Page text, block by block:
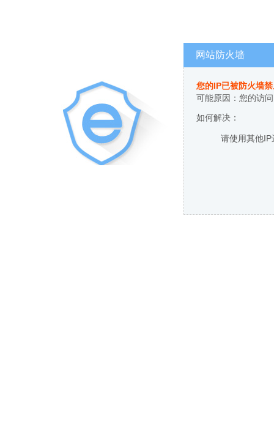
网站防火墙
您的IP已被防火墙
可能原因：您的访
如何解决：
请使用其他